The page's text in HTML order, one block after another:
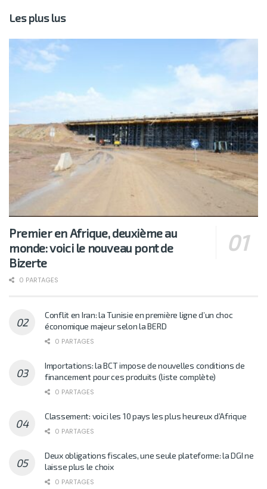
Les plus lus
Premier en Afrique, deuxième au
monde: voici le nouveau pont de
Bizerte
0 PARTAGES
Conflit en Iran: la Tunisie en première ligne d’un choc
économique majeur selon la BERD
0 PARTAGES
Importations: la BCT impose de nouvelles conditions de
financement pour ces produits (liste complète)
0 PARTAGES
Classement: voici les 10 pays les plus heureux d’Afrique
0 PARTAGES
Deux obligations fiscales, une seule plateforme: la DGI ne
laisse plus le choix
0 PARTAGES